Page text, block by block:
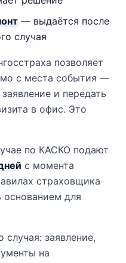
— выдаётся после
случая
позволяет
с места события —
и передать
в офис. Это
по КАСКО подают
с момента
страховщика
для
заявление,
на